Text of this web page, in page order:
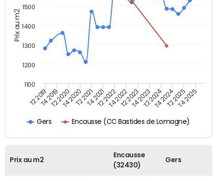
Prix au m2
Gers Encausse (CC Bastides de Lomagne)
T2 2019T4 2019T2 2020T4 2020T2 2021T4 2021T2 2022T4 2022T2 2023T4 2023T2 2024T4 2024T2 2025T4 2025
1100
1200
1300
1400
1500
Prix au m2
Encausse
(32430)
Gers